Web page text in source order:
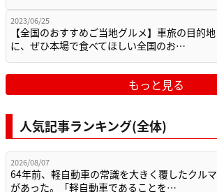
2023/06/25
【全国のおすすめご当地グルメ】車旅の目的地
に、ぜひ本場で食べてほしい全国のお…
もっと見る
人気記事ランキング(全体)
2026/08/07
64年前、軽自動車の常識を大きく覆したクルマ
があった。「軽自動車であることを…